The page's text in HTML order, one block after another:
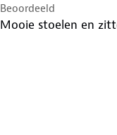
Beoordeeld
Mooie stoelen en